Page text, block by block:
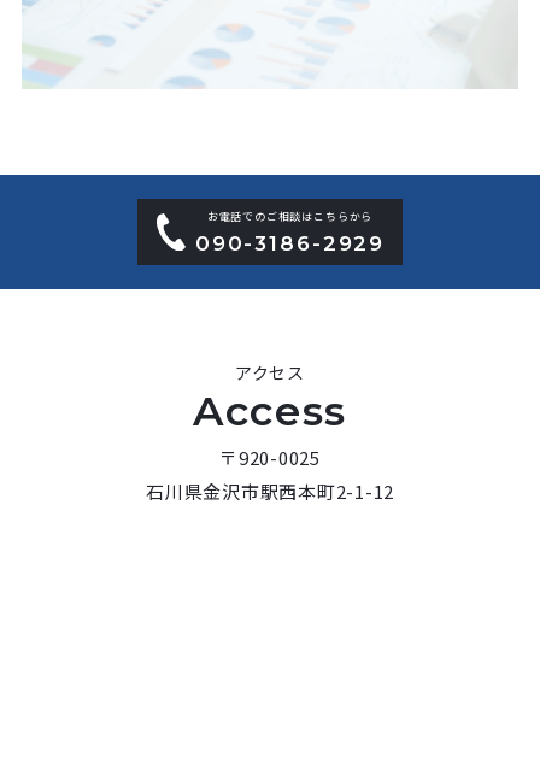
お電話でのご相談はこちらから
090-3186-2929
アクセス
Access
〒920-0025
石川県金沢市駅西本町2-1-12